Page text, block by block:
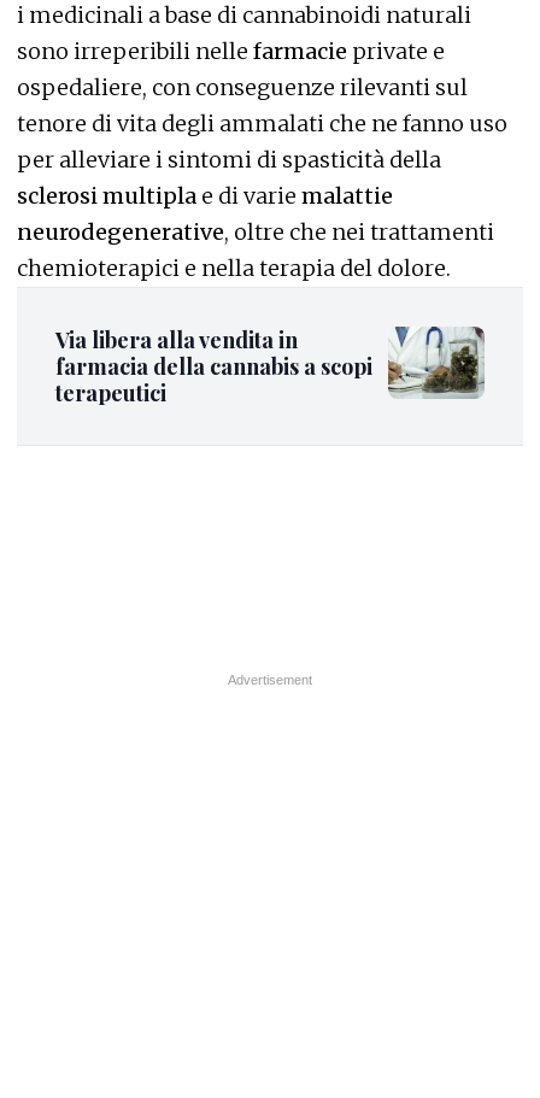
i medicinali a base di cannabinoidi naturali
sono irreperibili nelle farmacie private e
ospedaliere, con conseguenze rilevanti sul
tenore di vita degli ammalati che ne fanno uso
per alleviare i sintomi di spasticità della
sclerosi multipla e di varie malattie
neurodegenerative, oltre che nei trattamenti
chemioterapici e nella terapia del dolore.
Via libera alla vendita in
farmacia della cannabis a scopi
terapeutici